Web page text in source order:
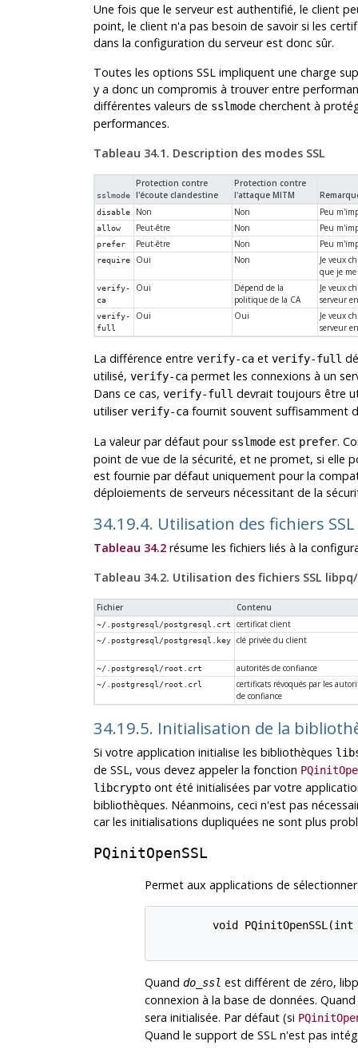
Une fois que le serveur est authentifié, le client
point, le client n'a pas besoin de savoir si les
dans la configuration du serveur est donc sûr.
Toutes les options SSLimpliquent une charge
y a donc un compromis à trouver entre
différentes valeurs de sslmodecherchent à
performances.
Tableau 34.1. Description des modes SSL
sslmode
Protection contre
l'écoute clandestine
Protection contre
l'attaqueMITM
disable Non Non Peu
allow Peut-être Non Peu
prefer Peut-être Non Peu
require Oui Non
Je veux
que je
verify-
ca
Oui
Dépend de la
politique de la CA
Je veux
serveur
verify-
full
Oui Oui
Je veux
serveur
La différence entre verify-caet verify-full
utilisé, verify-capermet les connexions à un
Dans ce cas, verify-full devrait toujours être
utiliserverify-cafournit souvent suffisamment
La valeur par défaut pour sslmodeest prefer.
point de vue de la sécurité, et ne promet, si elle
est fournie par défaut uniquement pour la
déploiements de serveurs nécessitant de la
34.19.4. Utilisation des fichiers SSL
Tableau 34.2résume les fichiers liés à la
Tableau 34.2. Utilisation des fichiers SSL
Fichier Contenu
~/.postgresql/postgresql.crt certificat client
~/.postgresql/postgresql.key clé privée du client
~/.postgresql/root.crt autorités de confiance
~/.postgresql/root.crl
certificats révoqués par les
de confiance
34.19.5. Initialisation de la
Si votre application initialise les bibliothèques
de SSL, vous devez appeler la fonction
libcryptoont été initialisées par votre
bibliothèques. Néanmoins, ceci n'est pas
car les initialisations dupliquées ne sont plus
PQinitOpenSSL
Permet aux applications de
void
Quand do_ssl est différent de zéro,
connexion à la base de données. Quand
sera initialisée. Par défaut (si
Quand le support de SSL n'est pas